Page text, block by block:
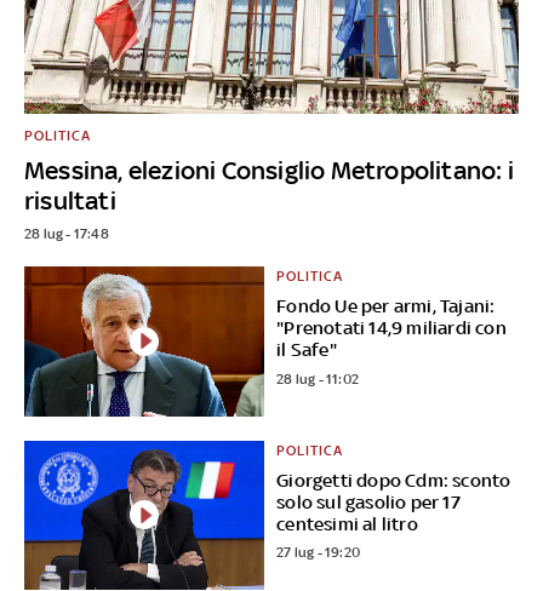
Messina, elezioni Consiglio Metropolitano: i
risultati
POLITICA
28 lug - 17:48
Fondo Ue per armi, Tajani:
"Prenotati 14,9 miliardi con
il Safe"
POLITICA
28 lug - 11:02
Giorgetti dopo Cdm: sconto
solo sul gasolio per 17
centesimi al litro
POLITICA
27 lug - 19:20